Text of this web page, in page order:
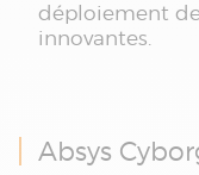
déploiement
innovantes.
Absys